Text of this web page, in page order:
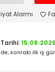
Alarmı
sonraki ilk iş